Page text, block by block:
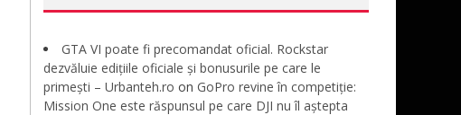
GTA VI poate fi precomandat oficial. Rockstar
dezvăluie edițiile oficiale și bonusurile pe care le
primești – Urbanteh.ro on GoPro revine în competiție:
Mission One este răspunsul pe care DJI nu îl aștepta